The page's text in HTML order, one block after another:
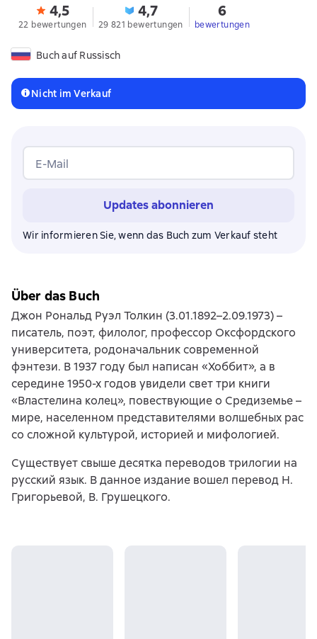
4,5
22 bewertungen
4,7
29 821 bewertungen
6
bewertungen
Buch auf Russisch
Nicht im Verkauf
E-Mail
Updates abonnieren
Wir informieren Sie, wenn das Buch zum Verkauf steht
Über das Buch
Джон Рональд Руэл Толкин (3.01.1892–2.09.1973) –
писатель, поэт, филолог, профессор Оксфордского
университета, родоначальник современной
фэнтези. В 1937 году был написан «Хоббит», а в
середине 1950-х годов увидели свет три книги
«Властелина колец», повествующие о Средиземье –
мире, населенном представителями волшебных рас
со сложной культурой, историей и мифологией.
Существует свыше десятка переводов трилогии на
русский язык. В данное издание вошел перевод Н.
Григорьевой, В. Грушецкого.